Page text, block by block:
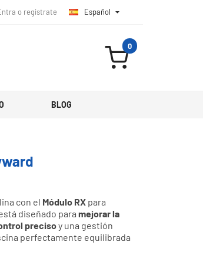
o regístrate Español 
0
BLOG
con el Módulo RXpara
diseñado para mejorar la
precisoy una gestión
perfectamente equilibrada